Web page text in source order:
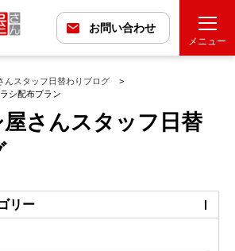
お問い合わせ
メニュー
んスタッフ日替わりブログ
シ配布プラン
さんスタッフ日替
リー